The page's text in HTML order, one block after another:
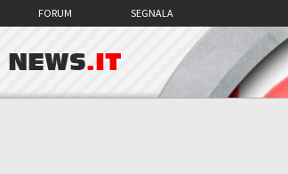
FORUM SEGNALA
NEWS.IT